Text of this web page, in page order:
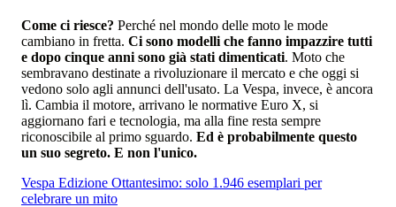
Come ci riesce? Perché nel mondo delle moto le mode
cambiano in fretta. Ci sono modelli che fanno impazzire tutti
e dopo cinque anni sono già stati dimenticati. Moto che
sembravano destinate a rivoluzionare il mercato e che oggi si
vedono solo agli annunci dell'usato. La Vespa, invece, è ancora
lì. Cambia il motore, arrivano le normative Euro X, si
aggiornano fari e tecnologia, ma alla fine resta sempre
riconoscibile al primo sguardo. Ed è probabilmente questo
un suo segreto. E non l'unico.
Vespa Edizione Ottantesimo: solo 1.946 esemplari per
celebrare un mito